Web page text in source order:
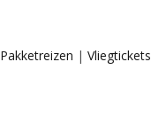
Pakketreizen | Vliegtickets